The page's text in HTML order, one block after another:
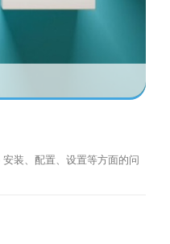
装、配置、设置等方面的问